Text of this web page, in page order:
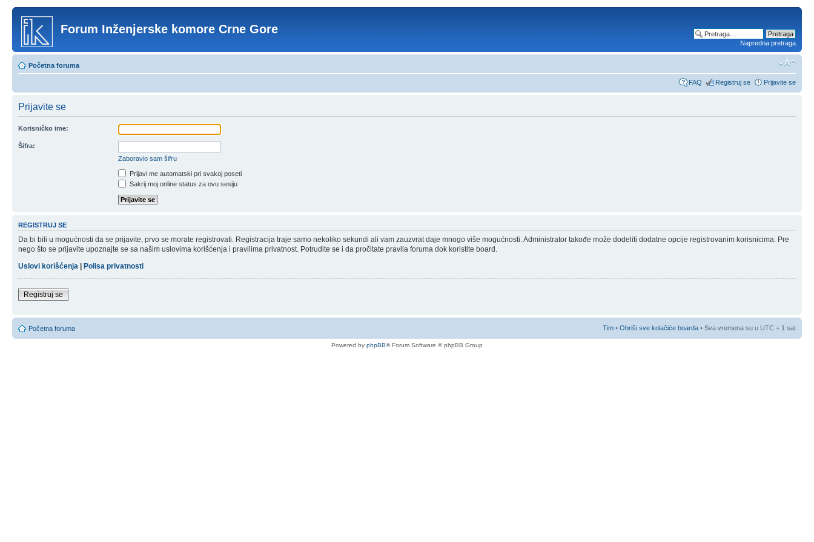
Forum Inženjerske komore Crne Gore
Napredna pretraga
Početna foruma
FAQ Registruj se Prijavite se
Prijavite se
Korisničko ime:
Šifra:
Zaboravio sam šifru
Prijavi me automatski pri svakoj poseti
Sakrij moj online status za ovu sesiju
REGISTRUJ SE
Da bi bili u mogućnosti da se prijavite, prvo se morate registrovati. Registracija traje samo nekoliko sekundi ali vam zauzvrat daje mnogo više mogućnosti. Administrator takođe može dodeliti dodatne opcije registrovanim korisnicima. Pre
nego što se prijavite upoznajte se sa našim uslovima korišćenja i pravilima privatnost. Potrudite se i da pročitate pravila foruma dok koristite board.
Uslovi korišćenja | Polisa privatnosti
Registruj se
Početna foruma Tim • Obriši sve kolačiće boarda • Sva vremena su u UTC + 1 sat
Powered by phpBB® Forum Software © phpBB Group